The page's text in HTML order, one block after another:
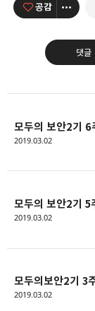
공감
댓글
모두의 근삼이
모두의 보안2기 6
2019.03.02
모두의 보안2기 5
2019.03.02
모두의보안2기 3
2019.03.02